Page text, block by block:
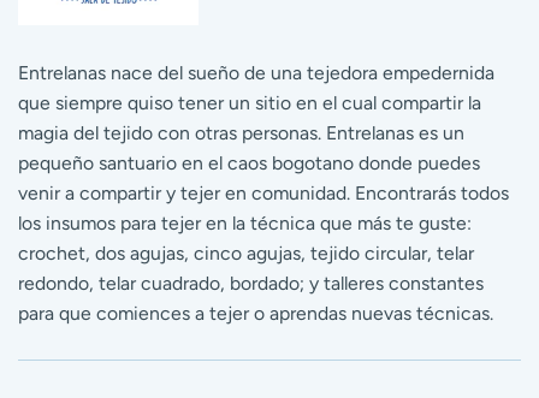
Entrelanas nace del sueño de una tejedora empedernida
que siempre quiso tener un sitio en el cual compartir la
magia del tejido con otras personas. Entrelanas es un
pequeño santuario en el caos bogotano donde puedes
venir a compartir y tejer en comunidad. Encontrarás todos
los insumos para tejer en la técnica que más te guste:
crochet, dos agujas, cinco agujas, tejido circular, telar
redondo, telar cuadrado, bordado; y talleres constantes
para que comiences a tejer o aprendas nuevas técnicas.